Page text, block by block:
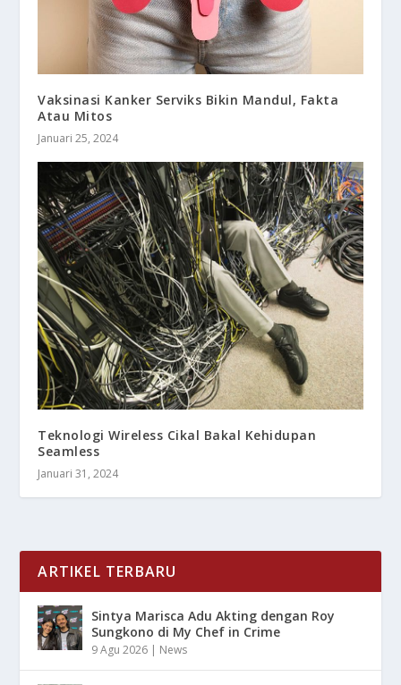
Vaksinasi Kanker Serviks Bikin Mandul, Fakta
Atau Mitos
Januari 25, 2024
Teknologi Wireless Cikal Bakal Kehidupan
Seamless
Januari 31, 2024
ARTIKEL TERBARU
Sintya Marisca Adu Akting dengan Roy
Sungkono di My Chef in Crime
9 Agu 2026 News